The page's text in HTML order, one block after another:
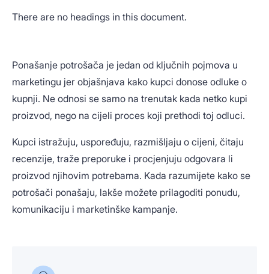
There are no headings in this document.
Ponašanje potrošača je jedan od ključnih pojmova u
marketingu jer objašnjava kako kupci donose odluke o
kupnji. Ne odnosi se samo na trenutak kada netko kupi
proizvod, nego na cijeli proces koji prethodi toj odluci.
Kupci istražuju, uspoređuju, razmišljaju o cijeni, čitaju
recenzije, traže preporuke i procjenjuju odgovara li
proizvod njihovim potrebama. Kada razumijete kako se
potrošači ponašaju, lakše možete prilagoditi ponudu,
komunikaciju i marketinške kampanje.